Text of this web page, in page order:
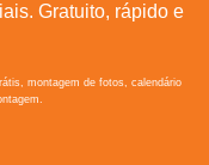
Gratuito, rápido e
montagem de fotos, calendário